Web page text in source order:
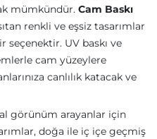
mümkündür. Cam Baskı
renkli ve eşsiz tasarımlar
UV baskı ve
cam yüzeylere
canlılık katacak ve
görünüm arayanlar için
doğa ile iç içe geçmiş